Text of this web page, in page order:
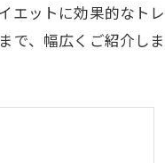
ットに効果的なト
、幅広くご紹介し